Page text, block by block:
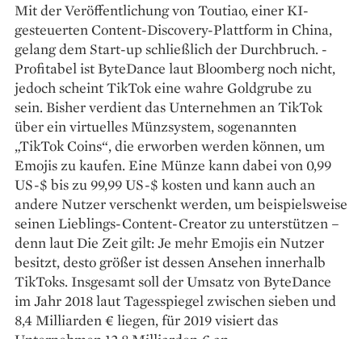
Mit der Veröffentlichung von Toutiao, einer ­KI-
gesteuer­ten Content-Discovery-­Plattform in ­China,
gelang dem Start-up schließlich der Durchbruch. ­
Profitabel ist Byte­Dance laut Bloomberg noch nicht,
jedoch scheint TikTok eine ­wahre Goldgrube zu
sein. ­Bisher verdient das Unternehmen an ­TikTok
über ein virtuelles Münzsystem, ­sogenannten
„TikTok Coins“, die erworben werden können, um
Emojis zu ­kaufen. Eine Münze kann dabei von 0,99
US-$ bis zu 99,99 US-$ kosten und kann auch an
andere Nutzer verschenkt werden, um beispielsweise
seinen Lieblings-Con­tent-Creator zu unterstützen –
denn laut Die Zeit gilt: Je mehr Emojis ein Nutzer
besitzt, desto größer ist dessen Ansehen innerhalb
TikToks. Insgesamt soll der Umsatz von ByteDance
im Jahr 2018 laut Tagesspiegel zwischen sieben und
8,4 Milliarden € liegen, für 2019 ­visiert das